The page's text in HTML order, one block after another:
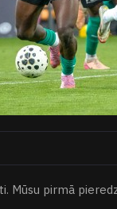
Mūsu pirmā